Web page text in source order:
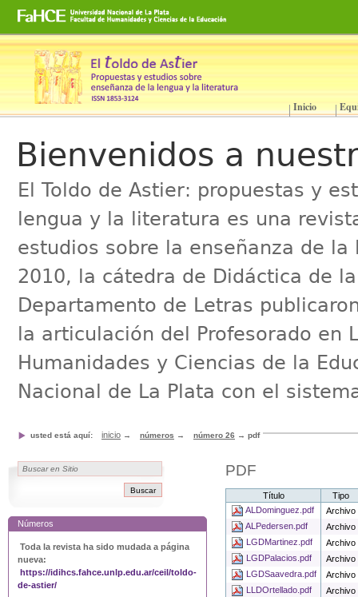
Cambiar
a
contenido.
navegación
Secciones Inicio
Bienvenidos a
El Toldo de Astier: propuestas y
lengua y la literatura es una
estudios sobre la enseñanza de
2010, la cátedra de Didáctica de
Departamento de Letras
la articulación del Profesorado en
Humanidades y Ciencias de la
Nacional de La Plata con el
usted está aquí: inicio → números → número 26 → pdf
Números
Toda la revista ha sido mudada a página
nueva:
https://idihcs.fahce.unlp.edu.ar/ceil/toldo-
de-astier/
PDF
Título
Tipo
ALDominguez.pdf
Archivo
ALPedersen.pdf
Archivo
LGDMartinez.pdf
Archivo
LGDPalacios.pdf
Archivo
LGDSaavedra.pdf
Archivo
LLDOrtellado.pdf
Archivo